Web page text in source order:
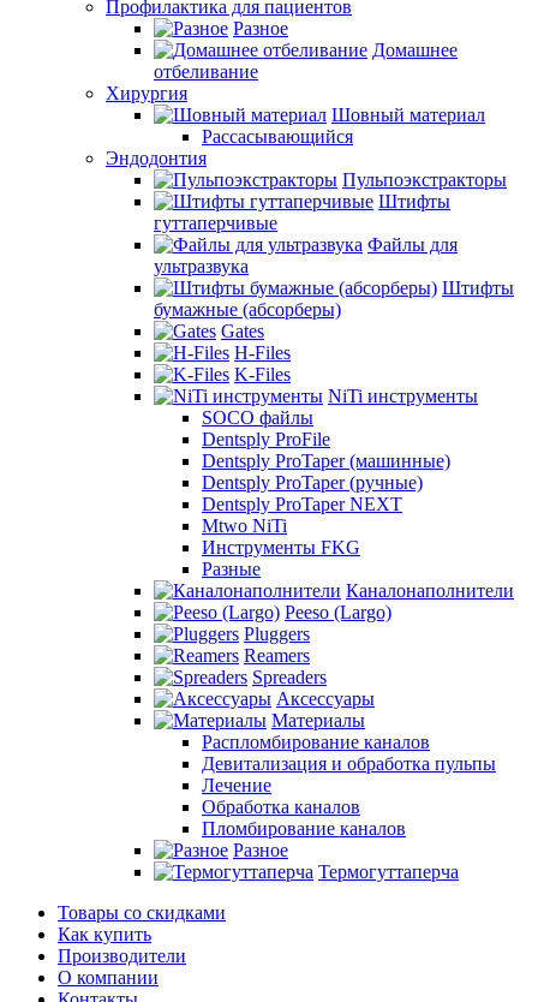
Профилактика для пациентов
Разное
Домашнее
отбеливание
Хирургия
Шовный материал
Рассасывающийся
Эндодонтия
Пульпоэкстракторы
Штифты
гуттаперчивые
Файлы для
ультразвука
Штифты
бумажные (абсорберы)
Gates
H-Files
K-Files
NiTi инструменты
SOCO файлы
Dentsply ProFile
Dentsply ProTaper (машинные)
Dentsply ProTaper (ручные)
Dentsply ProTaper NEXT
Mtwo NiTi
Инструменты FKG
Разные
Каналонаполнители
Peeso (Largo)
Pluggers
Reamers
Spreaders
Аксессуары
Материалы
Распломбирование каналов
Девитализация и обработка пульпы
Лечение
Обработка каналов
Пломбирование каналов
Разное
Термогуттаперча
Товары со скидками
Как купить
Производители
О компании